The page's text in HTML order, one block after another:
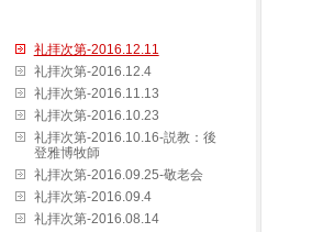
礼拝次第-2016.12.11
礼拝次第-2016.12.4
礼拝次第-2016.11.13
礼拝次第-2016.10.23
礼拝次第-2016.10.16-説教：後
登雅博牧師
礼拝次第-2016.09.25-敬老会
礼拝次第-2016.09.4
礼拝次第-2016.08.14